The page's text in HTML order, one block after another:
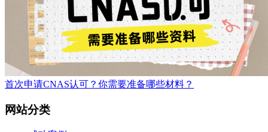
首次申请CNAS认可？你需要准备哪些材料？
网站分类